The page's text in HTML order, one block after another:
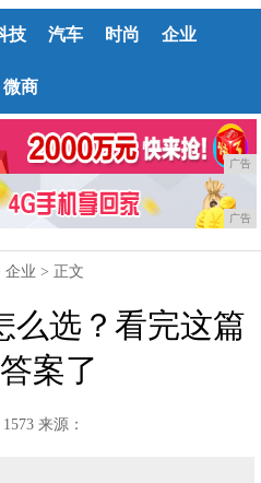
技 汽车 时尚 企业
微商
广告
广告
企业 > 正文
么选？看完这篇
案了
来源：